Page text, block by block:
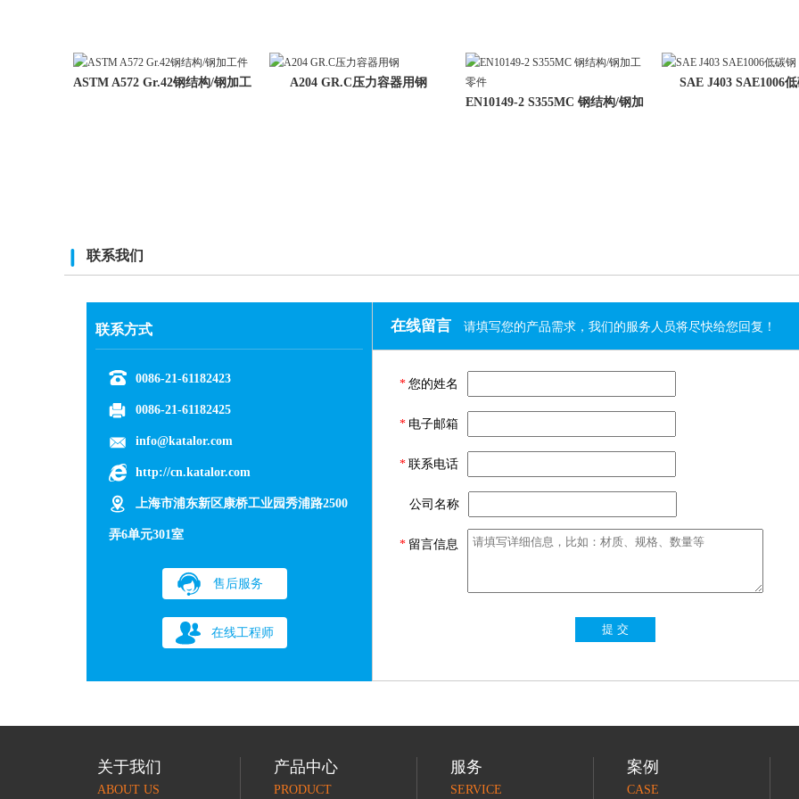
ASTM A572 Gr.42钢结构/钢加工
A204 GR.C压力容器用钢
EN10149-2 S355MC 钢结构/钢加
SAE J403 SAE1006
联系我们
联系方式
0086-21-61182423
0086-21-61182425
info@katalor.com
http://cn.katalor.com
上海市浦东新区康桥工业园秀浦路2500
弄6单元301室
售后服务
在线工程师
在线留言 请填写您的产品需求，我们的服务人员将尽快给您回复！
* 您的姓名
* 电子邮箱
* 联系电话
公司名称
* 留言信息
提 交
关于我们
ABOUT US
产品中心
PRODUCT
服务
SERVICE
案例
CASE